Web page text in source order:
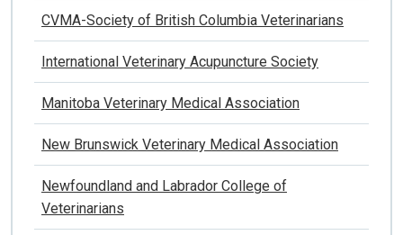
CVMA-Society of British Columbia Veterinarians
International Veterinary Acupuncture Society
Manitoba Veterinary Medical Association
New Brunswick Veterinary Medical Association
Newfoundland and Labrador College of
Veterinarians